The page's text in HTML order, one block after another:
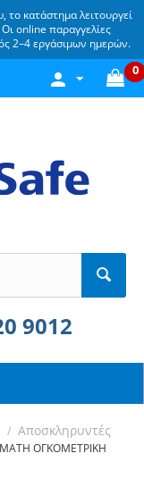
κατάστημα λειτουργεί
online παραγγελίες
2–4 εργάσιμων ημερών.
0
9012
/ Αποσκληρυντές
ΟΓΚΟΜΕΤΡΙΚΗ